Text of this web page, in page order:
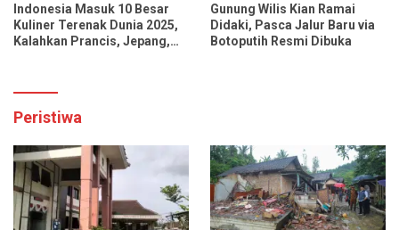
Indonesia Masuk 10 Besar
Kuliner Terenak Dunia 2025,
Kalahkan Prancis, Jepang,
Gunung Wilis Kian Ramai
Didaki, Pasca Jalur Baru via
Botoputih Resmi Dibuka
Peristiwa